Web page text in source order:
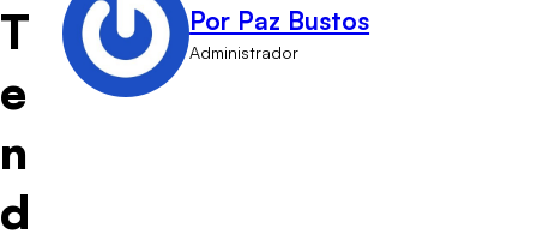
T
e
n
d
Por Paz Bustos
Administrador